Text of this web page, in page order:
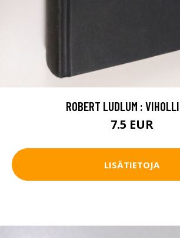
ROBERT LUDLUM :
7.5 EUR
LISÄTIETOJA